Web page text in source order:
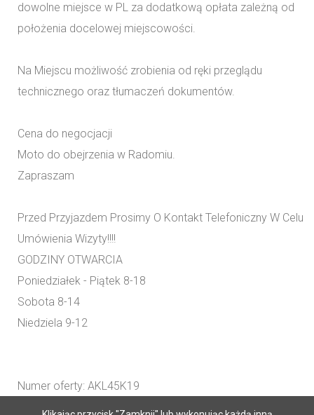
dowolne miejsce w PL za dodatkową opłata zależną od
położenia docelowej miejscowości.
Na Miejscu możliwość zrobienia od ręki przeglądu
technicznego oraz tłumaczeń dokumentów.
Cena do negocjacji
Moto do obejrzenia w Radomiu.
Zapraszam
Przed Przyjazdem Prosimy O Kontakt Telefoniczny W Celu
Umówienia Wizyty!!!!
GODZINY OTWARCIA
Poniedziałek - Piątek 8-18
Sobota 8-14
Niedziela 9-12
Numer oferty: AKL45K19